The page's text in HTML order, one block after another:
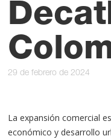
29 de febrero de 2024
La expansión comercial
económico y desarrollo